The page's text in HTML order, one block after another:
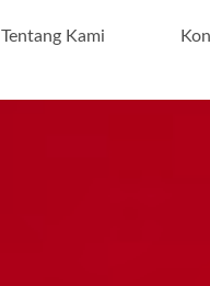
Tentang Kami